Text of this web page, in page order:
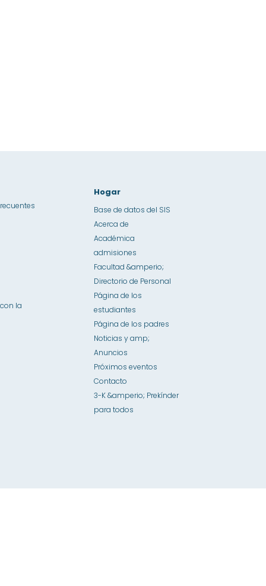
la
Hogar
Base de datos del SIS
Acerca de
Académica
admisiones
Facultad &amperio;
Directorio de Personal
Página de los
estudiantes
Página de los padres
Noticias y amp;
Anuncios
Próximos eventos
Contacto
3-K &amperio; Prekínder
para todos